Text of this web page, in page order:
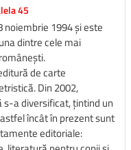
45
noiembrie 1994 și este
dintre cele mai
de carte
Din 2002,
s-a diversificat, țintind un
încât în prezent sunt
editoriale:
atâtîn activităţile de
suplimentară a